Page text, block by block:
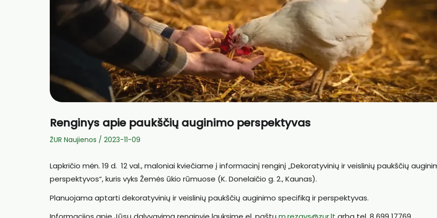
Renginys apie paukščių auginimo perspektyvas
ŽUR Naujienos / 2023-11-09
Lapkričio mėn. 19 d. 12 val., maloniai kviečiame į informacinį renginį „Dekoratyvinių ir veislinių paukščių
perspektyvos“, kuris vyks Žemės ūkio rūmuose (K. Donelaičio g. 2., Kaunas).
Planuojama aptarti dekoratyvinių ir veislinių paukščių auginimo specifiką ir perspektyvas.